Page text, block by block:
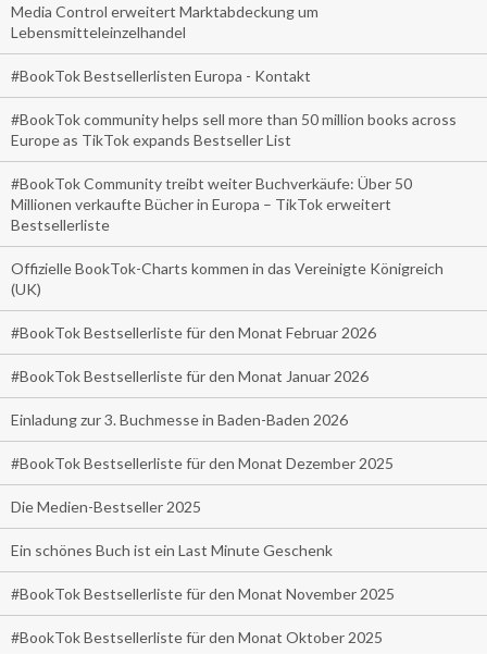
Media Control erweitert Marktabdeckung um
Lebensmitteleinzelhandel
#BookTok Bestsellerlisten Europa - Kontakt
#BookTok community helps sell more than 50 million books across
Europe as TikTok expands Bestseller List
#BookTok Community treibt weiter Buchverkäufe: Über 50
Millionen verkaufte Bücher in Europa – TikTok erweitert
Bestsellerliste
Offizielle BookTok-Charts kommen in das Vereinigte Königreich
(UK)
#BookTok Bestsellerliste für den Monat Februar 2026
#BookTok Bestsellerliste für den Monat Januar 2026
Einladung zur 3. Buchmesse in Baden-Baden 2026
#BookTok Bestsellerliste für den Monat Dezember 2025
Die Medien-Bestseller 2025
Ein schönes Buch ist ein Last Minute Geschenk
#BookTok Bestsellerliste für den Monat November 2025
#BookTok Bestsellerliste für den Monat Oktober 2025